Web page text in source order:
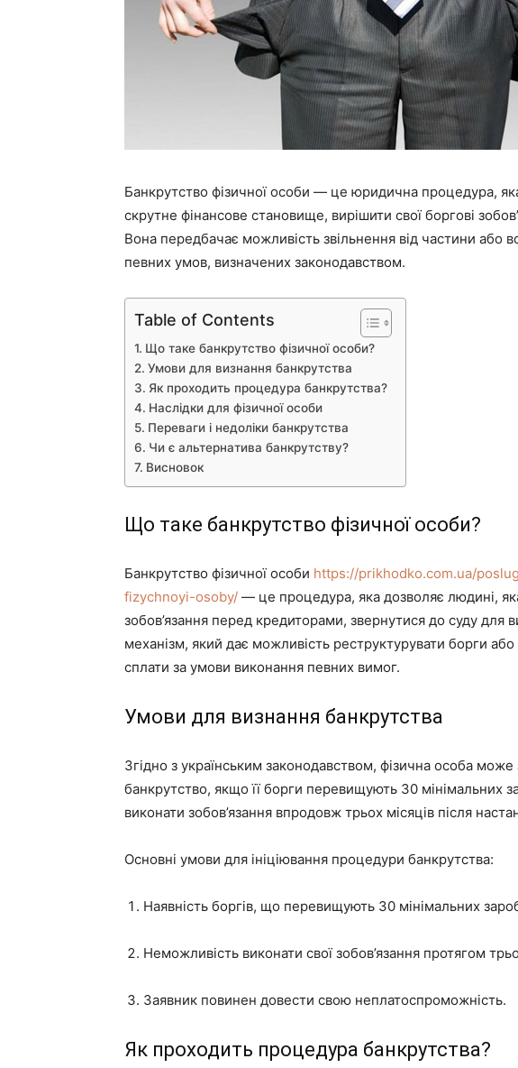
Банкрутство фізичної особи — це юридична процедура,
скрутне фінансове становище, вирішити свої боргові
Вона передбачає можливість звільнення від частини або
певних умов, визначених законодавством.
Table of Contents
Що таке банкрутство фізичної особи?
Умови для визнання банкрутства
Як проходить процедура банкрутства?
Наслідки для фізичної особи
Переваги і недоліки банкрутства
Чи є альтернатива банкрутству?
Висновок
Що таке банкрутство фізичної особи?
Банкрутство фізичної особи https://prikhodko.com.ua/
fizychnoyi-osoby/ — це процедура, яка дозволяє людині,
зобов’язання перед кредиторами, звернутися до суду для
механізм, який дає можливість реструктурувати борги або
сплати за умови виконання певних вимог.
Умови для визнання банкрутства
Згідно з українським законодавством, фізична особа
банкрутство, якщо її борги перевищують 30 мінімальних
виконати зобов’язання впродовж трьох місяців після
Основні умови для ініціювання процедури банкрутства:
Наявність боргів, що перевищують 30 мінімальних
Неможливість виконати свої зобов’язання протягом
Заявник повинен довести свою неплатоспроможність.
Як проходить процедура банкрутства?